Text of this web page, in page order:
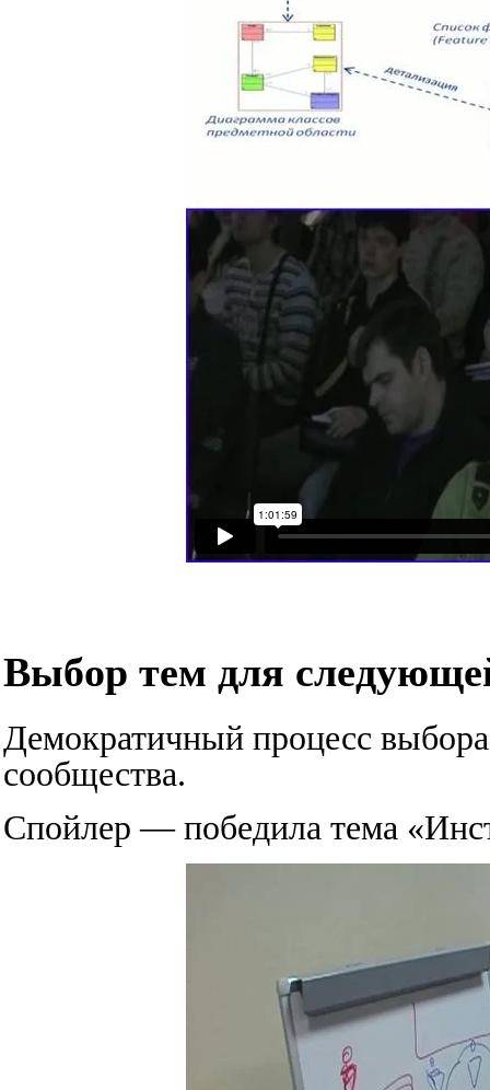
Выбор тем для
Демократичный процесс
сообщества.
Спойлер — победила тема